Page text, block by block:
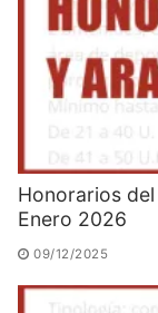
Honorarios
Enero 2026
09/12/2025